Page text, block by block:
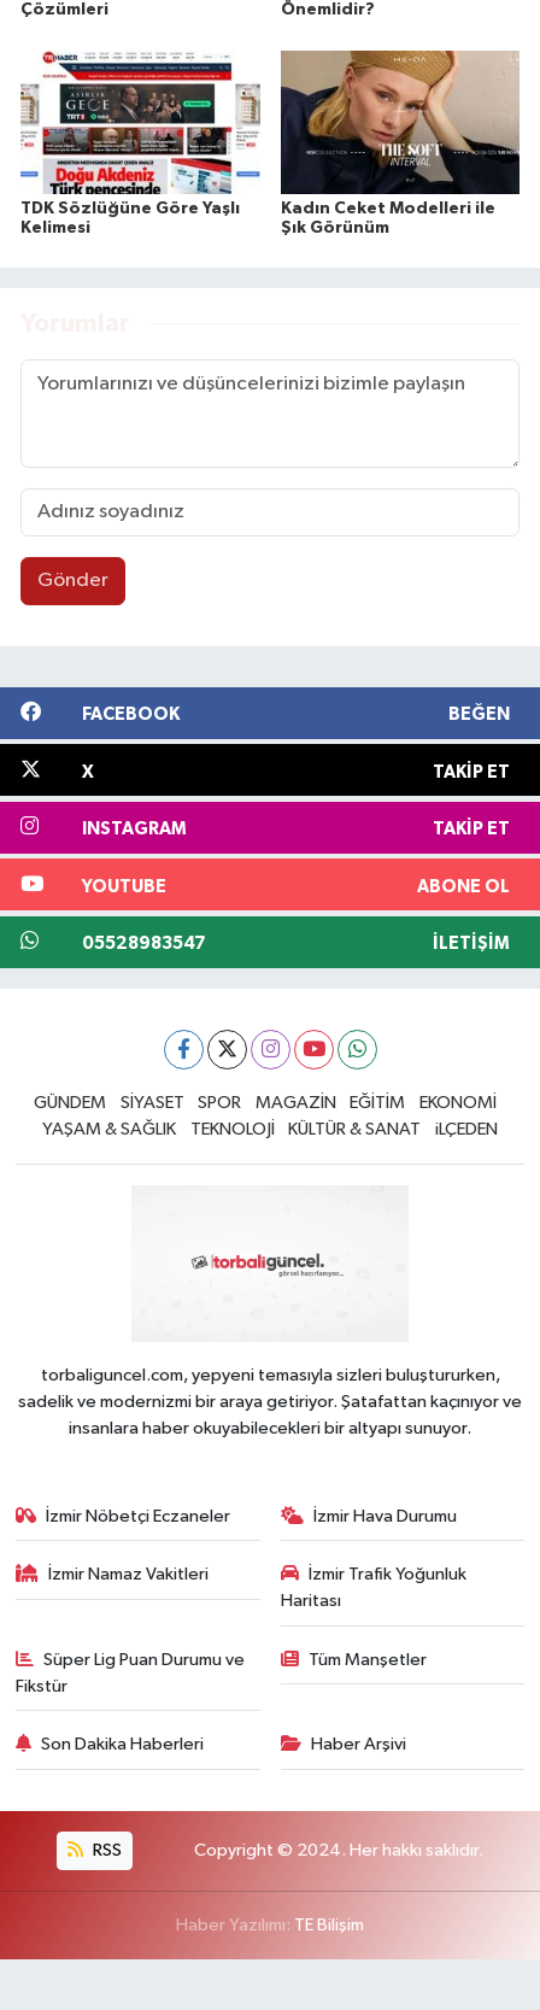
Çözümleri
Önemlidir?
TDK Sözlüğüne Göre Yaşlı
Kelimesi
Kadın Ceket Modelleri ile
Şık Görünüm
Gönder
FACEBOOK BEĞEN
X TAKIP ET
INSTAGRAM TAKIP ET
YOUTUBE ABONE OL
05528983547 İLETIŞIM
GÜNDEM SİYASET SPOR MAGAZİN EĞİTİM
EKONOMİ
YAŞAM & SAĞLIK
TEKNOLOJİ KÜLTÜR & SANAT iLÇEDEN
torbaliguncel.com, yepyeni temasıyla sizleri buluştururken,
sadelik ve modernizmi bir araya getiriyor. Şatafattan kaçınıyor ve
insanlara haber okuyabilecekleri bir altyapı sunuyor.
İzmir Nöbetçi Eczaneler İzmir Hava Durumu
İzmir Namaz Vakitleri
İzmir Trafik Yoğunluk
Haritası
Süper Lig Puan Durumu ve
Fikstür
Tüm Manşetler
Son Dakika Haberleri Haber Arşivi
RSS Copyright © 2024. Her hakkı saklıdır.
Haber Yazılımı: TE Bilişim